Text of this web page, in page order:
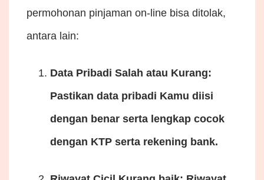
permohonan pinjaman on-line bisa ditolak,
antara lain:
Data Pribadi Salah atau Kurang:
Pastikan data pribadi Kamu diisi
dengan benar serta lengkap cocok
dengan KTP serta rekening bank.